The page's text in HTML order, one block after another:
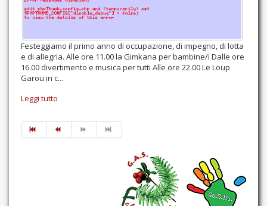
Festeggiamo il primo anno di occupazione, di impegno, di lotta
e di allegria. Alle ore 11.00 la Gimkana per bambine/i Dalle ore
16.00 divertimento e musica per tutti Alle ore 22.00 Le Loup
Garou in c...
Leggi tutto